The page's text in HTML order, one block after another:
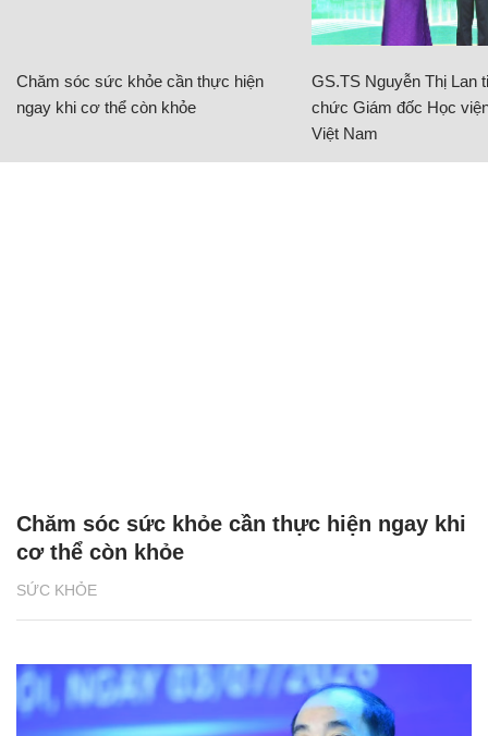
Chăm sóc sức khỏe cần thực hiện
ngay khi cơ thể còn khỏe
GS.TS Nguyễn Thị Lan
chức Giám đốc Học
Việt Nam
SỨC KHỎE
Chăm sóc sức khỏe cần thực hiện ngay khi
cơ thể còn khỏe